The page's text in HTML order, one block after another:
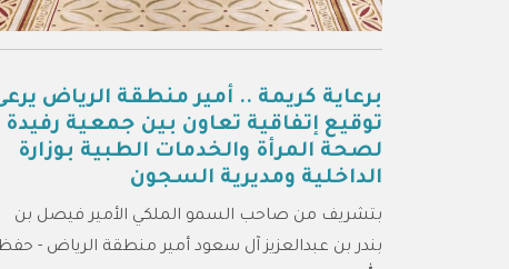
برعاية كريمة .. أمير منطقة الرياض
توقيع إتفاقية تعاون بين جمعية رفيدة
لصحة المرأة والخدمات الطبية بوزارة
الداخلية ومديرية السجون
بتشريف من صاحب السمو الملكي الأمير فيصل بن
بندر بن عبدالعزيز آل سعود أمير منطقة الرياض -